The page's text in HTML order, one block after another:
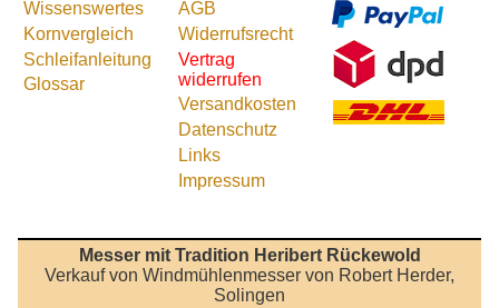
Wissenswertes
Kornvergleich
Schleifanleitung
Glossar
AGB
Widerrufsrecht
Vertrag
widerrufen
Versandkosten
Datenschutz
Links
Impressum
Messer mit Tradition Heribert Rückewold
Verkauf von Windmühlenmesser von Robert Herder,
Solingen